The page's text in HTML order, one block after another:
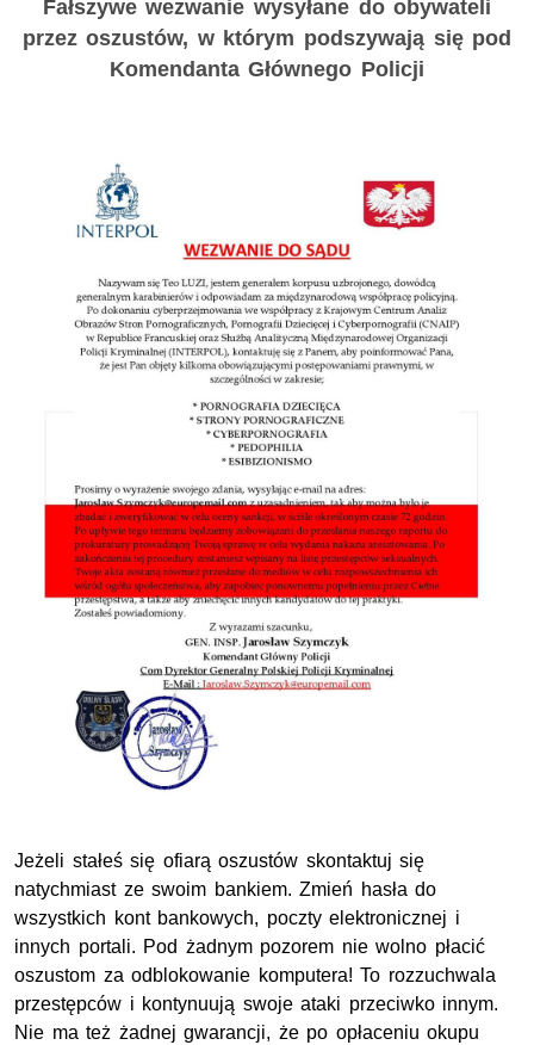
Fałszywe wezwanie wysyłane do obywateli
przez oszustów, w którym podszywają się pod
Komendanta Głównego Policji
Jeżeli stałeś się ofiarą oszustów skontaktuj się
natychmiast ze swoim bankiem. Zmień hasła do
wszystkich kont bankowych, poczty elektronicznej i
innych portali. Pod żadnym pozorem nie wolno płacić
oszustom za odblokowanie komputera! To rozzuchwala
przestępców i kontynuują swoje ataki przeciwko innym.
Nie ma też żadnej gwarancji, że po opłaceniu okupu